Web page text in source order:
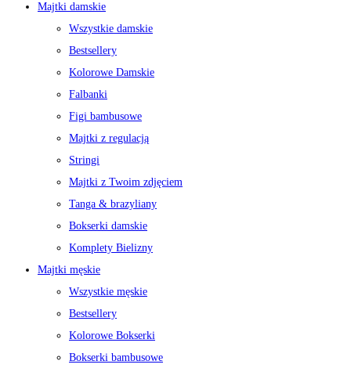
Majtki damskie
Wszystkie damskie
Bestsellery
Kolorowe Damskie
Falbanki
Figi bambusowe
Majtki z regulacją
Stringi
Majtki z Twoim zdjęciem
Tanga & brazyliany
Bokserki damskie
Komplety Bielizny
Majtki męskie
Wszystkie męskie
Bestsellery
Kolorowe Bokserki
Bokserki bambusowe